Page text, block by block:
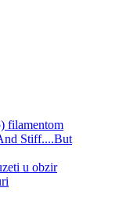
filamentom
Stiff....But
u obzir